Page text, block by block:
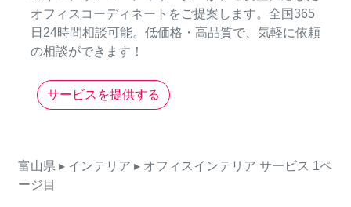
オフィスコーディネートをご提案します。全国365
日24時間相談可能。低価格・高品質で、気軽に依頼
の相談ができます！
サービスを提供する
富山県 ▸ インテリア ▸ オフィスインテリア サービス 1ペ
ージ目